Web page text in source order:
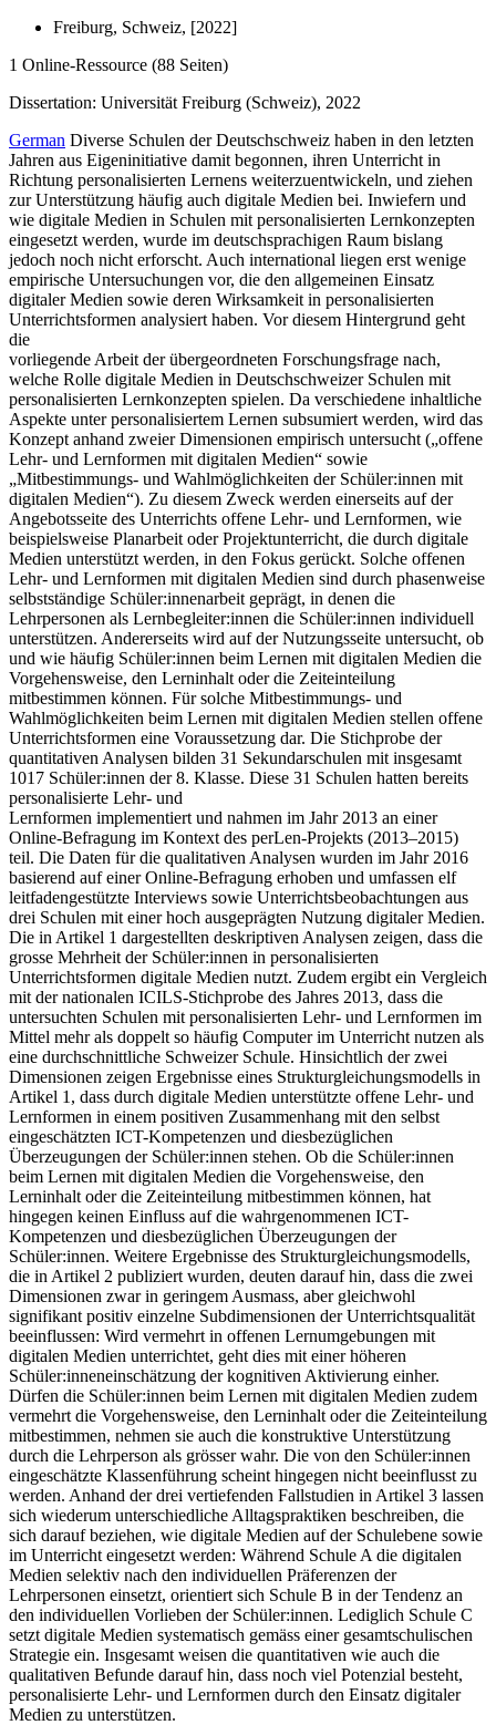
Freiburg, Schweiz, [2022]
1 Online-Ressource (88 Seiten)
Dissertation: Universität Freiburg (Schweiz), 2022
German Diverse Schulen der Deutschschweiz haben in den letzten
Jahren aus Eigeninitiative damit begonnen, ihren Unterricht in
Richtung personalisierten Lernens weiterzuentwickeln, und ziehen
zur Unterstützung häufig auch digitale Medien bei. Inwiefern und
wie digitale Medien in Schulen mit personalisierten Lernkonzepten
eingesetzt werden, wurde im deutschsprachigen Raum bislang
jedoch noch nicht erforscht. Auch international liegen erst wenige
empirische Untersuchungen vor, die den allgemeinen Einsatz
digitaler Medien sowie deren Wirksamkeit in personalisierten
Unterrichtsformen analysiert haben. Vor diesem Hintergrund geht
die
vorliegende Arbeit der übergeordneten Forschungsfrage nach,
welche Rolle digitale Medien in Deutschschweizer Schulen mit
personalisierten Lernkonzepten spielen. Da verschiedene inhaltliche
Aspekte unter personalisiertem Lernen subsumiert werden, wird das
Konzept anhand zweier Dimensionen empirisch untersucht („offene
Lehr- und Lernformen mit digitalen Medien“ sowie
„Mitbestimmungs- und Wahlmöglichkeiten der Schüler:innen mit
digitalen Medien“). Zu diesem Zweck werden einerseits auf der
Angebotsseite des Unterrichts offene Lehr- und Lernformen, wie
beispielsweise Planarbeit oder Projektunterricht, die durch digitale
Medien unterstützt werden, in den Fokus gerückt. Solche offenen
Lehr- und Lernformen mit digitalen Medien sind durch phasenweise
selbstständige Schüler:innenarbeit geprägt, in denen die
Lehrpersonen als Lernbegleiter:innen die Schüler:innen individuell
unterstützen. Andererseits wird auf der Nutzungsseite untersucht, ob
und wie häufig Schüler:innen beim Lernen mit digitalen Medien die
Vorgehensweise, den Lerninhalt oder die Zeiteinteilung
mitbestimmen können. Für solche Mitbestimmungs- und
Wahlmöglichkeiten beim Lernen mit digitalen Medien stellen offene
Unterrichtsformen eine Voraussetzung dar. Die Stichprobe der
quantitativen Analysen bilden 31 Sekundarschulen mit insgesamt
1017 Schüler:innen der 8. Klasse. Diese 31 Schulen hatten bereits
personalisierte Lehr- und
Lernformen implementiert und nahmen im Jahr 2013 an einer
Online-Befragung im Kontext des perLen-Projekts (2013–2015)
teil. Die Daten für die qualitativen Analysen wurden im Jahr 2016
basierend auf einer Online-Befragung erhoben und umfassen elf
leitfadengestützte Interviews sowie Unterrichtsbeobachtungen aus
drei Schulen mit einer hoch ausgeprägten Nutzung digitaler Medien.
Die in Artikel 1 dargestellten deskriptiven Analysen zeigen, dass die
grosse Mehrheit der Schüler:innen in personalisierten
Unterrichtsformen digitale Medien nutzt. Zudem ergibt ein Vergleich
mit der nationalen ICILS-Stichprobe des Jahres 2013, dass die
untersuchten Schulen mit personalisierten Lehr- und Lernformen im
Mittel mehr als doppelt so häufig Computer im Unterricht nutzen als
eine durchschnittliche Schweizer Schule. Hinsichtlich der zwei
Dimensionen zeigen Ergebnisse eines Strukturgleichungsmodells in
Artikel 1, dass durch digitale Medien unterstützte offene Lehr- und
Lernformen in einem positiven Zusammenhang mit den selbst
eingeschätzten ICT-Kompetenzen und diesbezüglichen
Überzeugungen der Schüler:innen stehen. Ob die Schüler:innen
beim Lernen mit digitalen Medien die Vorgehensweise, den
Lerninhalt oder die Zeiteinteilung mitbestimmen können, hat
hingegen keinen Einfluss auf die wahrgenommenen ICT-
Kompetenzen und diesbezüglichen Überzeugungen der
Schüler:innen. Weitere Ergebnisse des Strukturgleichungsmodells,
die in Artikel 2 publiziert wurden, deuten darauf hin, dass die zwei
Dimensionen zwar in geringem Ausmass, aber gleichwohl
signifikant positiv einzelne Subdimensionen der Unterrichtsqualität
beeinflussen: Wird vermehrt in offenen Lernumgebungen mit
digitalen Medien unterrichtet, geht dies mit einer höheren
Schüler:inneneinschätzung der kognitiven Aktivierung einher.
Dürfen die Schüler:innen beim Lernen mit digitalen Medien zudem
vermehrt die Vorgehensweise, den Lerninhalt oder die Zeiteinteilung
mitbestimmen, nehmen sie auch die konstruktive Unterstützung
durch die Lehrperson als grösser wahr. Die von den Schüler:innen
eingeschätzte Klassenführung scheint hingegen nicht beeinflusst zu
werden. Anhand der drei vertiefenden Fallstudien in Artikel 3 lassen
sich wiederum unterschiedliche Alltagspraktiken beschreiben, die
sich darauf beziehen, wie digitale Medien auf der Schulebene sowie
im Unterricht eingesetzt werden: Während Schule A die digitalen
Medien selektiv nach den individuellen Präferenzen der
Lehrpersonen einsetzt, orientiert sich Schule B in der Tendenz an
den individuellen Vorlieben der Schüler:innen. Lediglich Schule C
setzt digitale Medien systematisch gemäss einer gesamtschulischen
Strategie ein. Insgesamt weisen die quantitativen wie auch die
qualitativen Befunde darauf hin, dass noch viel Potenzial besteht,
personalisierte Lehr- und Lernformen durch den Einsatz digitaler
Medien zu unterstützen.